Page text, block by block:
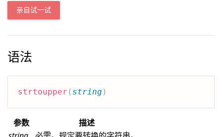
亲自试一试
语法
strtoupper ( string )
参数
描述